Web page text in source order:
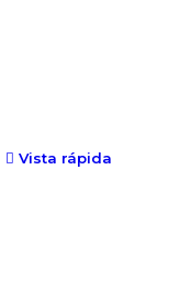
Vista rápida